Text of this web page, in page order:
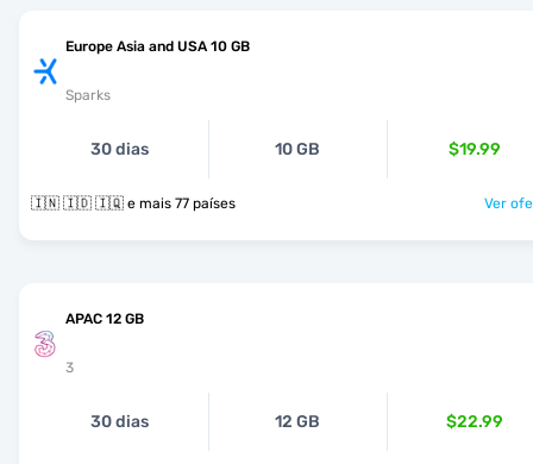
Europe Asia and USA 10 GB
Sparks
30 dias 10 GB $19.99
🇮🇳 🇮🇩 🇮🇶 e mais 77 países Ver
APAC 12 GB
3
30 dias 12 GB $22.99